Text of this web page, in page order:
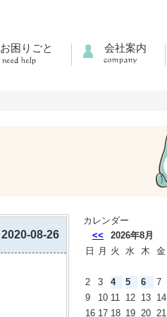
お困りごと 会社案内
2020-08-26
カレンダー
<<
2026年8月
日
月 火 水 木 金
2
3 4 5 6 7
9
10 11 12 13 14
16 17 18 19 20 21